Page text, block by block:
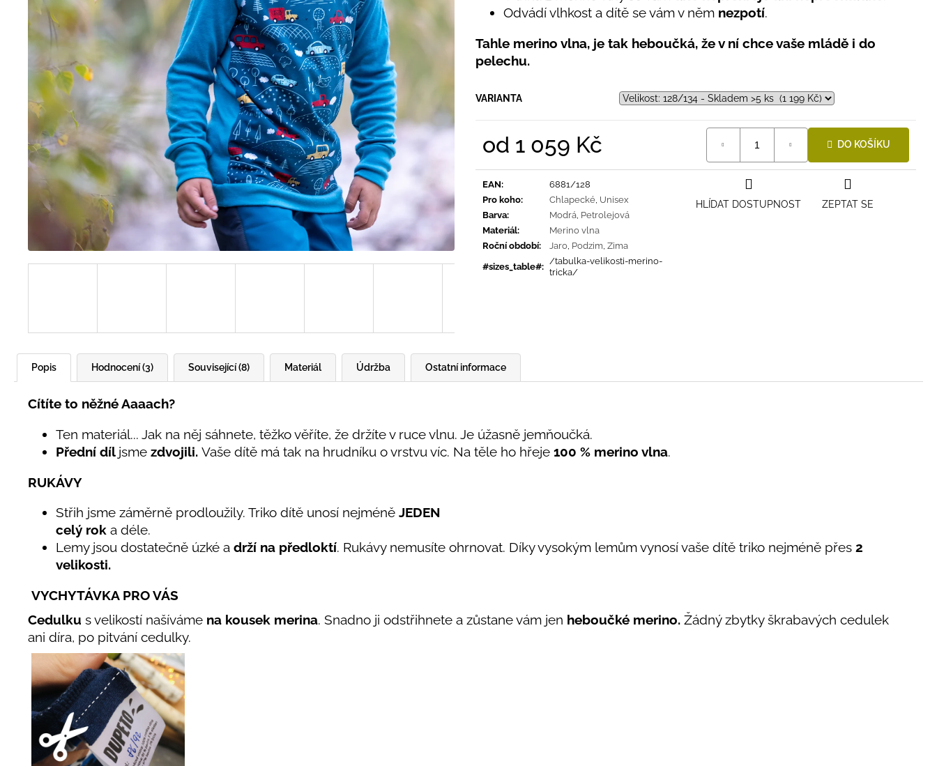
Odvádí vlhkost a dítě se vám v něm nezpotí.
Tahle merino vlna, je tak heboučká, že v ní chce vaše mládě i do
pelechu.
VARIANTA
od 1 059 Kč DO KOŠÍKU
EAN:
6881/128
Pro koho: Chlapecké Unisex
Barva: Modrá Petrolejová
Materiál:
Merino vlna
Roční období: Jaro Podzim Zima
#sizes_table#:
/tabulka-velikosti-merino-
tricka/
ZEPTAT SE
HLÍDAT DOSTUPNOST
Popis Hodnocení (3) Související (8) Ostatní informace
Materiál Údržba
Cítíte to něžné Aaaach?
Ten materiál... Jak na něj sáhnete, těžko věříte, že držíte v ruce vlnu. Je úžasně jemňoučká.
Přední díl jsme zdvojili. Vaše dítě má tak na hrudníku o vrstvu víc. Na těle ho hřeje 100 % merino vlna.
RUKÁVY
Střih jsme záměrně prodloužily. Triko dítě unosí nejméně JEDEN
celý rok a déle.
Lemy jsou dostatečně úzké a drží na předloktí. Rukávy nemusíte ohrnovat. Díky vysokým lemům vynosí vaše dítě triko nejméně přes 2
velikosti.
VYCHYTÁVKA PRO VÁS
Cedulku s velikostí našíváme na kousek merina. Snadno ji odstřihnete a zůstane vám jen heboučké merino. Žádný zbytky škrabavých cedulek
ani díra, po pitvání cedulky.
395 Kč
395 Kč
435 Kč